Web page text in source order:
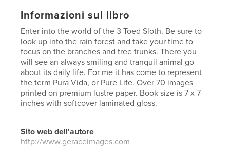
Informazioni sul libro
Enter into the world of the 3 Toed Sloth. Be sure to
look up into the rain forest and take your time to
focus on the branches and tree trunks. There you
will see an always smiling and tranquil animal go
about its daily life. For me it has come to represent
the term Pura Vida, or Pure Life. Over 70 images
printed on premium lustre paper. Book size is 7 x 7
inches with softcover laminated gloss.
Sito web dell'autore
http://www.geraceimages.com